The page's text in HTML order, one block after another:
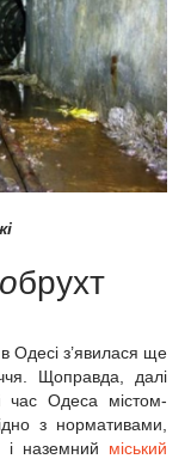
брухт
Одесі з’явилася ще
Щоправда, далі
час Одеса містом-
з нормативами,
наземний
міський